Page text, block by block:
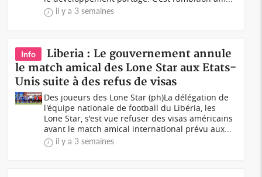
il y a 3 semaines
Info
Liberia : Le gouvernement annule
le match amical des Lone Star aux Etats-
Unis suite à des refus de visas
Des joueurs des Lone Star (ph)La délégation de
l'équipe nationale de football du Libéria, les
Lone Star, s'est vue refuser des visas américains
avant le match amical international prévu aux...
il y a 3 semaines